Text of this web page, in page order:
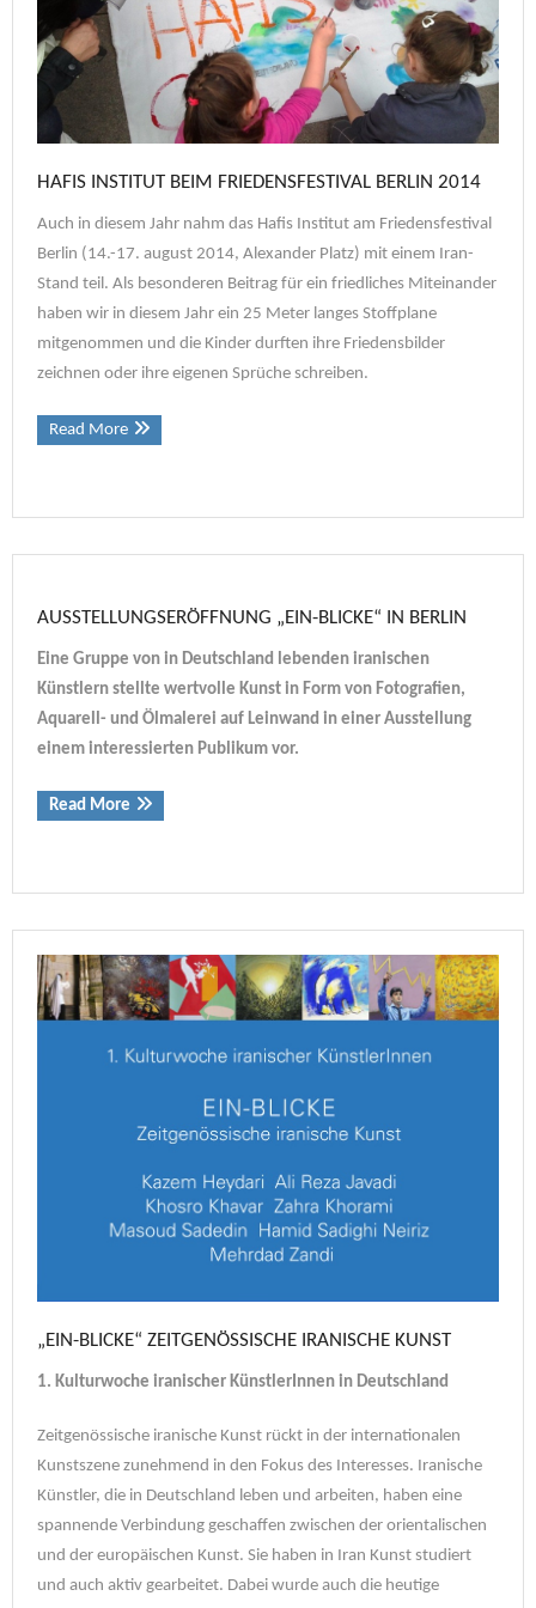
HAFIS INSTITUT BEIM FRIEDENSFESTIVAL BERLIN 2014
Auch in diesem Jahr nahm das Hafis Institut am Friedensfestival
Berlin (14.-17. august 2014, Alexander Platz) mit einem Iran-
Stand teil. Als besonderen Beitrag für ein friedliches Miteinander
haben wir in diesem Jahr ein 25 Meter langes Stoffplane
mitgenommen und die Kinder durften ihre Friedensbilder
zeichnen oder ihre eigenen Sprüche schreiben.
Read More
AUSSTELLUNGSERÖFFNUNG „EIN-BLICKE“ IN BERLIN
Eine Gruppe von in Deutschland lebenden iranischen
Künstlern stellte wertvolle Kunst in Form von Fotografien,
Aquarell- und Ölmalerei auf Leinwand in einer Ausstellung
einem interessierten Publikum vor.
Read More
„EIN-BLICKE“ ZEITGENÖSSISCHE IRANISCHE KUNST
1. Kulturwoche iranischer KünstlerInnen in Deutschland
Zeitgenössische iranische Kunst rückt in der internationalen
Kunstszene zunehmend in den Fokus des Interesses. Iranische
Künstler, die in Deutschland leben und arbeiten, haben eine
spannende Verbindung geschaffen zwischen der orientalischen
und der europäischen Kunst. Sie haben in Iran Kunst studiert
und auch aktiv gearbeitet. Dabei wurde auch die heutige